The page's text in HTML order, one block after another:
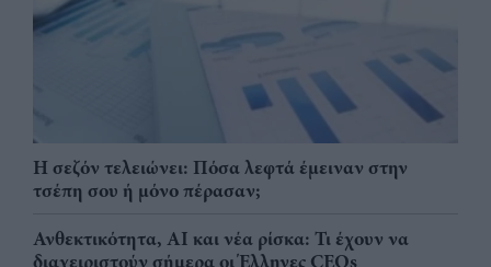
Η σεζόν τελειώνει: Πόσα λεφτά έμειναν στην
τσέπη σου ή μόνο πέρασαν;
Ανθεκτικότητα, AI και νέα ρίσκα: Τι έχουν να